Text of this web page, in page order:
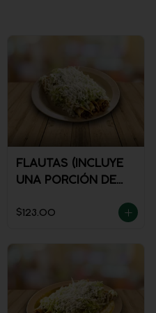
FLAUTAS (INCLUYE
UNA PORCIÓN DE
$123.00